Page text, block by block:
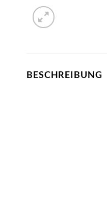
BESCHREIBUNG